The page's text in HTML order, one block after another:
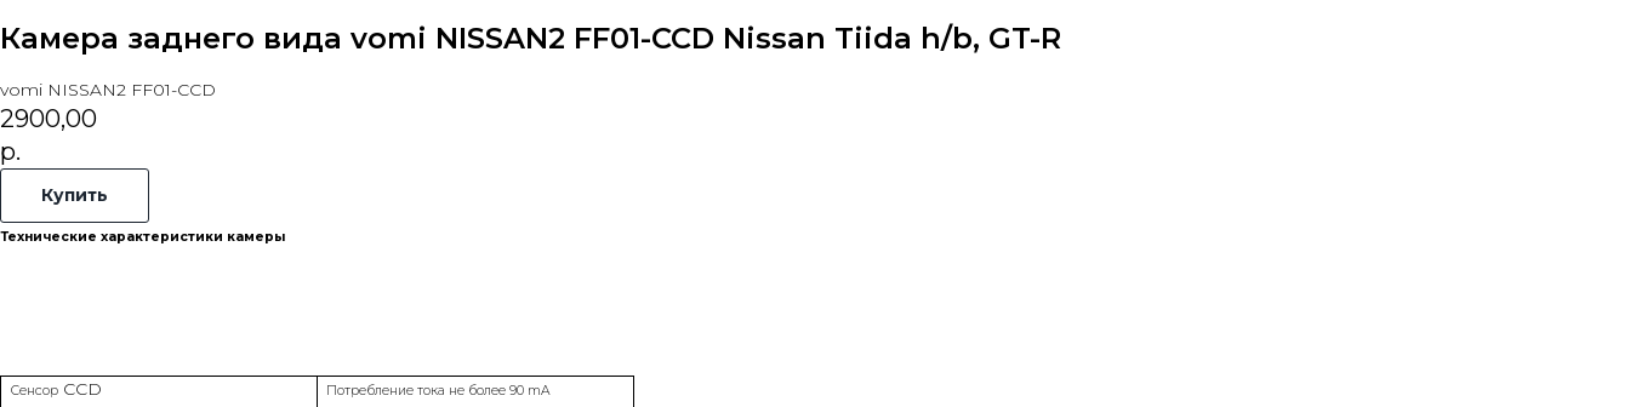
Камера заднего вида vomi NISSAN2 FF01-CCD Nissan Tiida h/b, GT-R
vomi NISSAN2 FF01-CCD
2900,00
р.
Купить
Технические характеристики камеры
СенсорCCD Потребление тока не более 90 mA